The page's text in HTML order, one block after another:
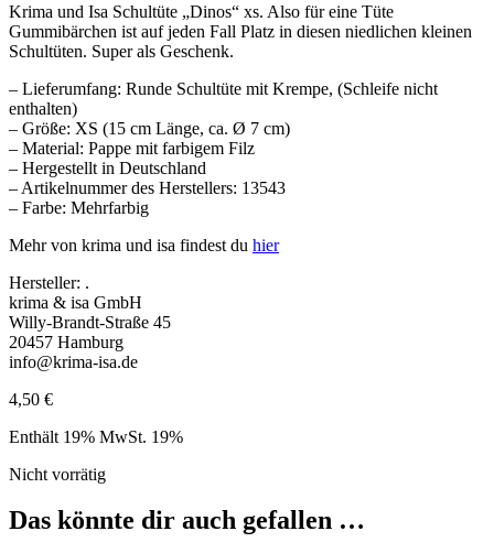
Krima und Isa Schultüte „Dinos“ xs. Also für eine Tüte
Gummibärchen ist auf jeden Fall Platz in diesen niedlichen kleinen
Schultüten. Super als Geschenk.
– Lieferumfang: Runde Schultüte mit Krempe, (Schleife nicht
enthalten)
– Größe: XS (15 cm Länge, ca. Ø 7 cm)
– Material: Pappe mit farbigem Filz
– Hergestellt in Deutschland
– Artikelnummer des Herstellers: 13543
– Farbe: Mehrfarbig
Mehr von krima und isa findest du hier
Hersteller: .
krima & isa GmbH
Willy-Brandt-Straße 45
20457 Hamburg
info@krima-isa.de
4,50 €
Enthält 19% MwSt. 19%
Nicht vorrätig
Das könnte dir auch gefallen …